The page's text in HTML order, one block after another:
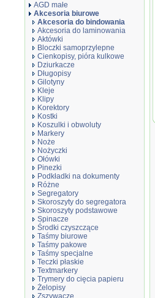
AGD małe
Akcesoria biurowe
Akcesoria do bindowania
Akcesoria do laminowania
Aktówki
Bloczki samoprzylepne
Cienkopisy, pióra kulkowe
Dziurkacze
Długopisy
Gilotyny
Kleje
Klipy
Korektory
Kostki
Koszulki i obwoluty
Markery
Noże
Nożyczki
Ołówki
Pinezki
Podkładki na dokumenty
Różne
Segregatory
Skoroszyty do segregatora
Skoroszyty podstawowe
Spinacze
Środki czyszczące
Taśmy biurowe
Taśmy pakowe
Taśmy specjalne
Teczki płaskie
Textmarkery
Trymery do cięcia papieru
Żelopisy
Zszywacze